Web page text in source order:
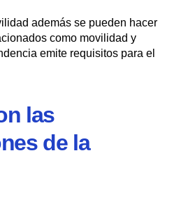
además se pueden hacer
como movilidad y
emite requisitos para el
las
de la